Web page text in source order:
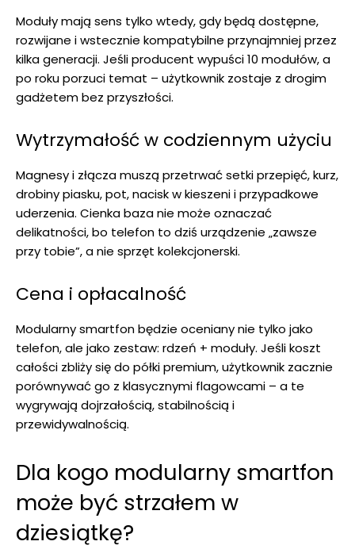
Moduły mają sens tylko wtedy, gdy będą dostępne,
rozwijane i wstecznie kompatybilne przynajmniej przez
kilka generacji. Jeśli producent wypuści 10 modułów, a
po roku porzuci temat – użytkownik zostaje z drogim
gadżetem bez przyszłości.
Wytrzymałość w codziennym użyciu
Magnesy i złącza muszą przetrwać setki przepięć, kurz,
drobiny piasku, pot, nacisk w kieszeni i przypadkowe
uderzenia. Cienka baza nie może oznaczać
delikatności, bo telefon to dziś urządzenie „zawsze
przy tobie”, a nie sprzęt kolekcjonerski.
Cena i opłacalność
Modularny smartfon będzie oceniany nie tylko jako
telefon, ale jako zestaw: rdzeń + moduły. Jeśli koszt
całości zbliży się do półki premium, użytkownik zacznie
porównywać go z klasycznymi flagowcami – a te
wygrywają dojrzałością, stabilnością i
przewidywalnością.
Dla kogo modularny smartfon
może być strzałem w
dziesiątkę?